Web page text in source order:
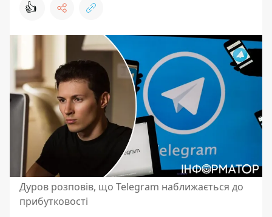
👍
Дуров розповів, що Telegram наближається до
прибутковості